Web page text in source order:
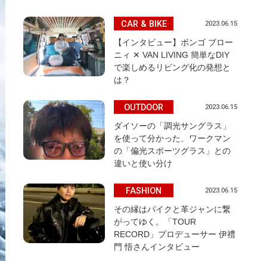
CAR & BIKE 2023.06.15
【インタビュー】ボンゴ ブロー
ニィ ✕ VAN LIVING 簡単なDIY
で楽しめるリビング化の発想と
は？
OUTDOOR 2023.06.15
ダイソーの「調光サングラス」
を使って分かった、ワークマン
の「偏光スポーツグラス」との
違いと使い分け
FASHION 2023.06.15
その縁はバイクと革ジャンに繋
がってゆく。「TOUR
RECORD」プロデューサー 伊禮
門 悟さんインタビュー